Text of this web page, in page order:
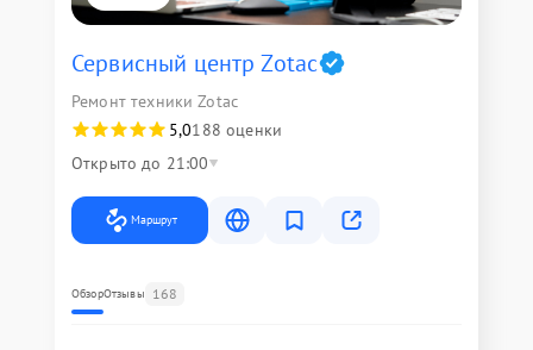
Сервисный центр Zotac
Ремонт техники Zotac
5,0188 оценки
Открыто до 21:00
Маршрут
ОбзорОтзывы 168